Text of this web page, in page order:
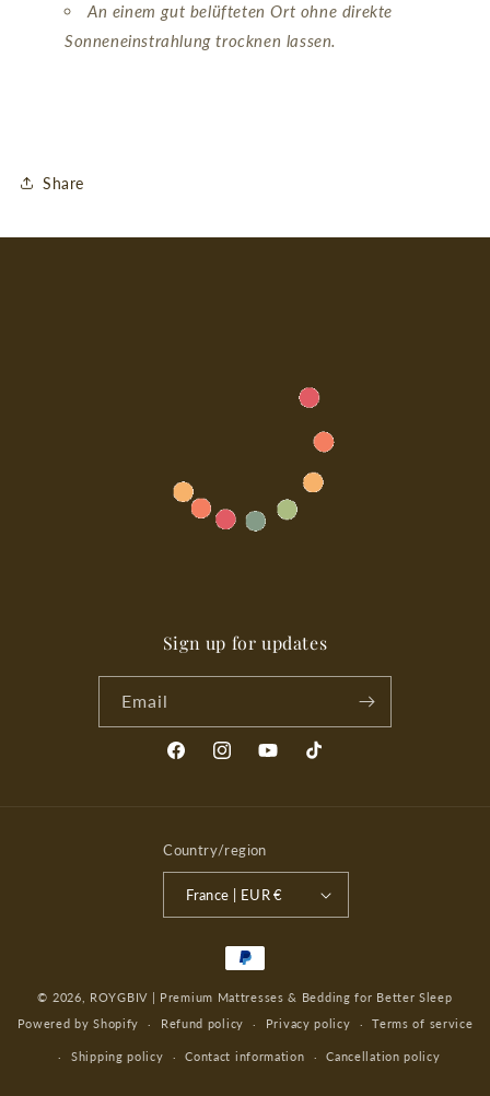
An einem gut belüfteten Ort ohne direkte
Sonneneinstrahlung trocknen lassen.
Share
Sign up for updates
Email
FacebookInstagramYouTubeTikTok
Country/region
France | EUR €
Payment
methods
© 2026, ROYGBIV | Premium Mattresses & Bedding for Better Sleep
Powered by Shopify
Refund policy Privacy policy Terms of service
Shipping policy Contact information Cancellation policy